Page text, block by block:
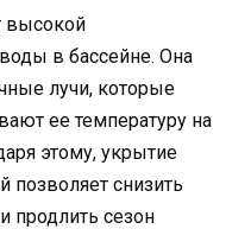
высокой
в бассейне. Она
лучи, которые
ее температуру на
этому, укрытие
позволяет снизить
продлить сезон